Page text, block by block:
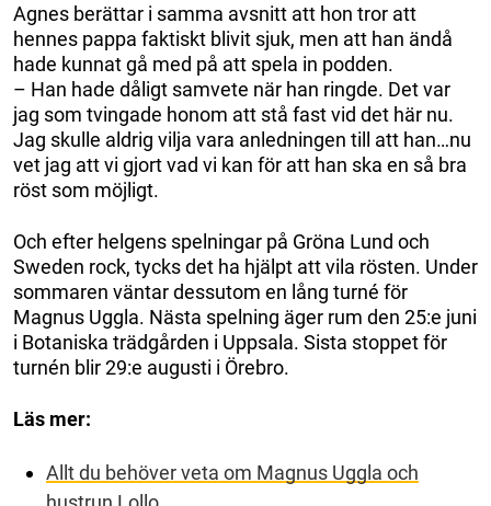
Agnes berättar i samma avsnitt att hon tror att
hennes pappa faktiskt blivit sjuk, men att han ändå
hade kunnat gå med på att spela in podden.
– Han hade dåligt samvete när han ringde. Det var
jag som tvingade honom att stå fast vid det här nu.
Jag skulle aldrig vilja vara anledningen till att han…nu
vet jag att vi gjort vad vi kan för att han ska en så bra
röst som möjligt.
Och efter helgens spelningar på Gröna Lund och
Sweden rock, tycks det ha hjälpt att vila rösten. Under
sommaren väntar dessutom en lång turné för
Magnus Uggla. Nästa spelning äger rum den 25:e juni
i Botaniska trädgården i Uppsala. Sista stoppet för
turnén blir 29:e augusti i Örebro.
Läs mer:
Allt du behöver veta om Magnus Uggla och